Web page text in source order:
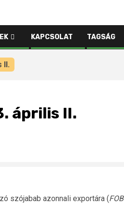
KAPCSOLAT TAGSÁG
II.
április II.
szójabab azonnali exportára (